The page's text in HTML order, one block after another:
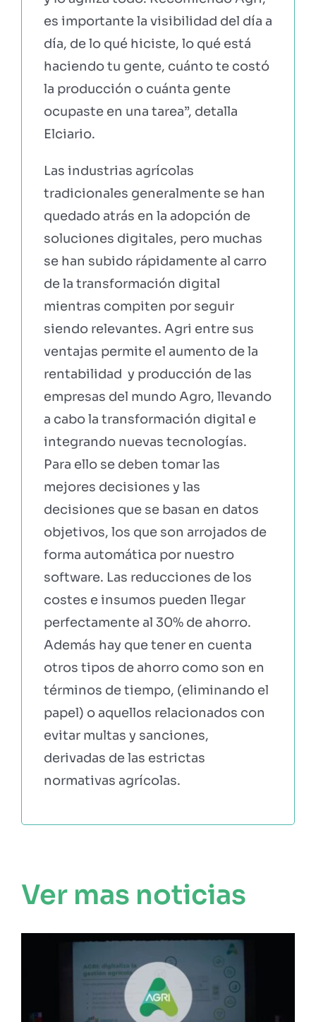
es importante la visibilidad del día a
día, de lo qué hiciste, lo qué está
haciendo tu gente, cuánto te costó
la producción o cuánta gente
ocupaste en una tarea”, detalla
Elciario.
Las industrias agrícolas
tradicionales generalmente se han
quedado atrás en la adopción de
soluciones digitales, pero muchas
se han subido rápidamente al carro
de la transformación digital
mientras compiten por seguir
siendo relevantes. Agri entre sus
ventajas permite el aumento de la
rentabilidad y producción de las
empresas del mundo Agro, llevando
a cabo la transformación digital e
integrando nuevas tecnologías.
Para ello se deben tomar las
mejores decisiones y las
decisiones que se basan en datos
objetivos, los que son arrojados de
forma automática por nuestro
software. Las reducciones de los
costes e insumos pueden llegar
perfectamente al 30% de ahorro.
Además hay que tener en cuenta
otros tipos de ahorro como son en
términos de tiempo, (eliminando el
papel) o aquellos relacionados con
evitar multas y sanciones,
derivadas de las estrictas
normativas agrícolas.
Ver mas noticias